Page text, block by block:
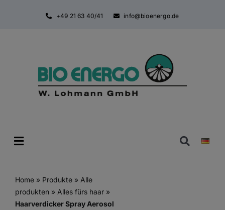
+49 21 63 40/41 info@bioenergo.de
Toggle
Home» Produkte» Alle
produkten » Alles fürs haar»
Haarverdicker Spray Aerosol